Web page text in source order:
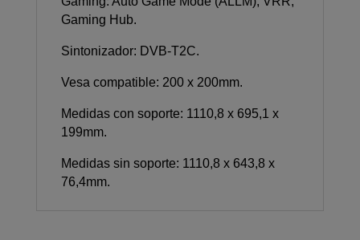
Gaming Hub.
Sintonizador: DVB-T2C.
Vesa compatible: 200 x 200mm.
Medidas con soporte: 1110,8 x 695,1 x
199mm.
Medidas sin soporte: 1110,8 x 643,8 x
76,4mm.